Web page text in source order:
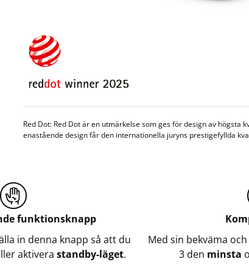
Red Dot: Red Dot är en utmärkelse som ges för design av högsta
enastående design får den internationella juryns prestigefyllda
funktionsknapp
in denna knapp så att du
aktiverastandby-läget.
Med sin bekväma
3 den minsta